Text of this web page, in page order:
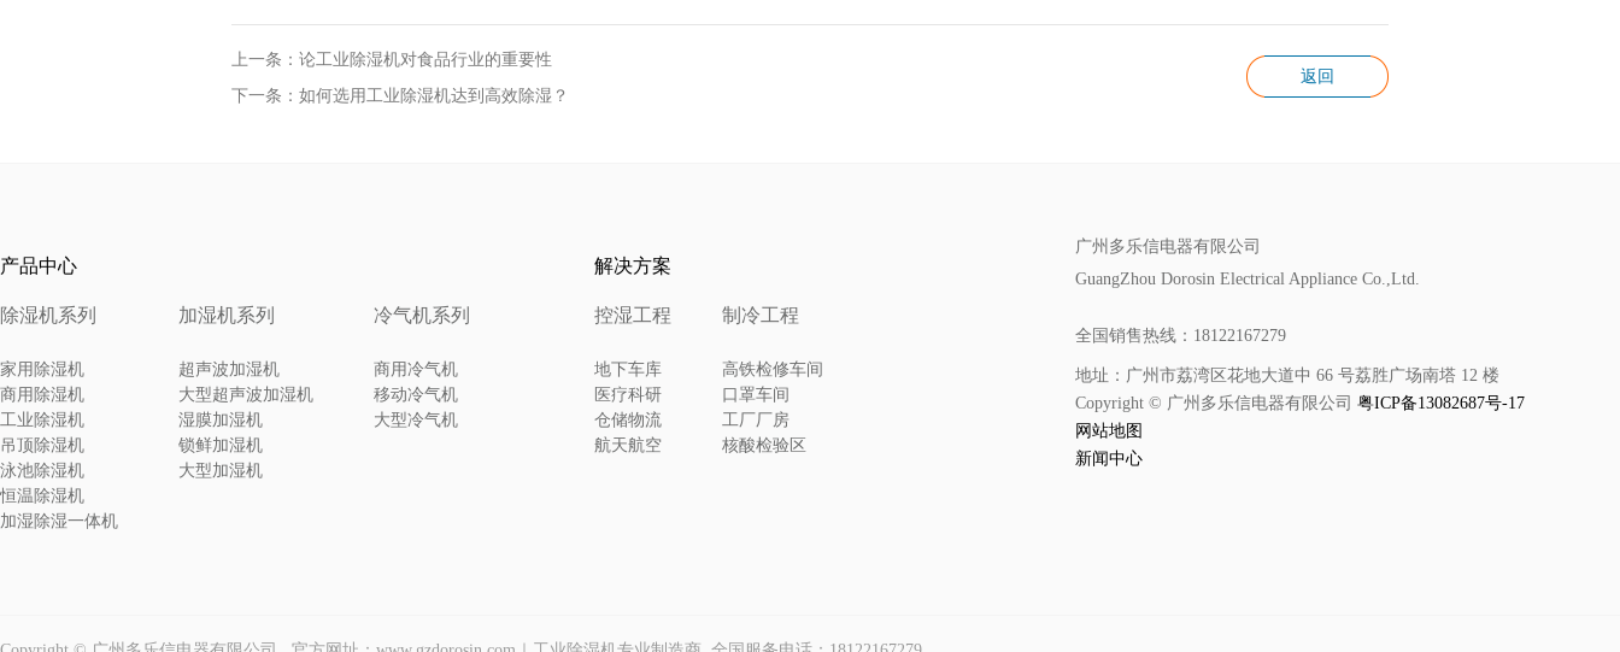
上一条：论工业除湿机对食品行业的重要性
下一条：如何选用工业除湿机达到高效除湿？
返回
产品中心
除湿机系列
家用除湿机
商用除湿机
工业除湿机
吊顶除湿机
泳池除湿机
恒温除湿机
加湿除湿一体机
加湿机系列
超声波加湿机
大型超声波加湿机
湿膜加湿机
锁鲜加湿机
大型加湿机
冷气机系列
商用冷气机
移动冷气机
大型冷气机
解决方案
控湿工程
地下车库
医疗科研
仓储物流
航天航空
制冷工程
高铁检修车间
口罩车间
工厂厂房
核酸检验区
广州多乐信电器有限公司
GuangZhou Dorosin Electrical Appliance Co.,Ltd.
全国销售热线：18122167279
地址：广州市荔湾区花地大道中 66 号荔胜广场南塔 12 楼
Copyright © 广州多乐信电器有限公司 粤ICP备13082687号-17
网站地图
新闻中心